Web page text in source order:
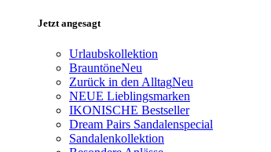
Jetzt angesagt
Urlaubskollektion
BrauntöneNeu
Zurück in den AlltagNeu
NEUE Lieblingsmarken
IKONISCHE Bestseller
Dream Pairs Sandalenspecial
Sandalenkollektion